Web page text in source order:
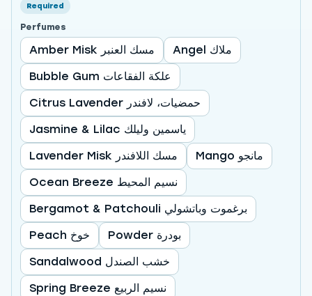
Required
Perfumes
Amber Misk مسك العنبر
Angel ملاك
Bubble Gum علكة الفقاعات
Citrus Lavender حمضيات، لافندر
Jasmine & Lilac ياسمين وليلك
Lavender Misk مسك اللافندر
Mango مانجو
Ocean Breeze نسيم المحيط
Bergamot & Patchouli برغموت وباتشولي
Peach خوخ
Powder بودرة
Sandalwood خشب الصندل
Spring Breeze نسيم الربيع